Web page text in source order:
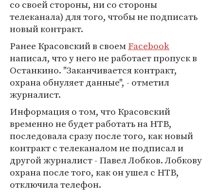
со своей стороны, ни со стороны
телеканала) для того, чтобы не подписать
новый контракт.
Ранее Красовский в своемFacebook
написал, что у него не работает пропуск в
Останкино. "Заканчивается контракт,
охрана обнуляет данные", - отметил
журналист.
Информация о том, что Красовский
временно не будет работать на НТВ,
последовала сразу после того, как новый
контракт с телеканалом не подписал и
другой журналист - Павел Лобков. Лобкову
охрана после того, как он ушел с НТВ,
отключила телефон.